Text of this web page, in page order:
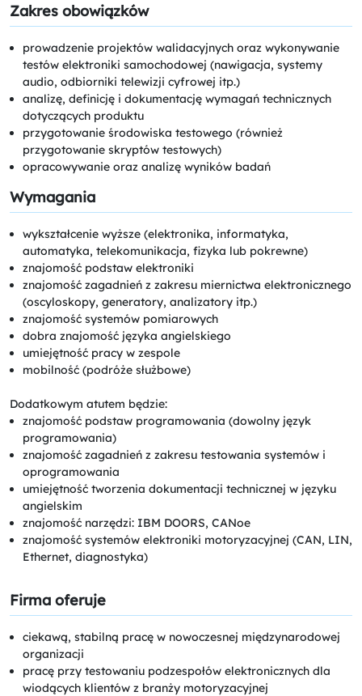
Zakres obowiązków
prowadzenie projektów walidacyjnych oraz wykonywanie
testów elektroniki samochodowej (nawigacja, systemy
audio, odbiorniki telewizji cyfrowej itp.)
analizę, definicję i dokumentację wymagań technicznych
dotyczących produktu
przygotowanie środowiska testowego (również
przygotowanie skryptów testowych)
opracowywanie oraz analizę wyników badań
Wymagania
wykształcenie wyższe (elektronika, informatyka,
automatyka, telekomunikacja, fizyka lub pokrewne)
znajomość podstaw elektroniki
znajomość zagadnień z zakresu miernictwa elektronicznego
(oscyloskopy, generatory, analizatory itp.)
znajomość systemów pomiarowych
dobra znajomość języka angielskiego
umiejętność pracy w zespole
mobilność (podróże służbowe)
Dodatkowym atutem będzie:
znajomość podstaw programowania (dowolny język
programowania)
znajomość zagadnień z zakresu testowania systemów i
oprogramowania
umiejętność tworzenia dokumentacji technicznej w języku
angielskim
znajomość narzędzi: IBM DOORS, CANoe
znajomość systemów elektroniki motoryzacyjnej (CAN, LIN,
Ethernet, diagnostyka)
Firma oferuje
ciekawą, stabilną pracę w nowoczesnej międzynarodowej
organizacji
pracę przy testowaniu podzespołów elektronicznych dla
wiodących klientów z branży motoryzacyjnej